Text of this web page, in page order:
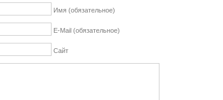
Имя (обязательное)
E-Mail (обязательное)
Сайт